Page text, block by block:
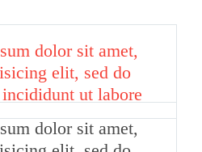
dolor sit amet,
elit, sed do
ut labore
dolor sit amet,